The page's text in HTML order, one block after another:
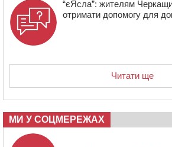
“єЯсла”: жителям
отримати допомогу для
Читати ще
МИ У СОЦМЕРЕЖАХ